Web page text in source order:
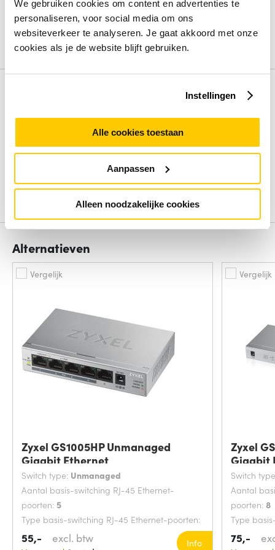
We gebruiken cookies om content en advertenties te
personaliseren, voor social media om ons
websiteverkeer te analyseren. Je gaat akkoord met onze
cookies als je de website blijft gebruiken.
Instellingen
Alle cookies toestaan
Aanpassen
Alleen noodzakelijke cookies
Type basis-switching RJ-45 Ethernet-poortenGigabit
Ethernet (10/100/1000)
Switch-laagL2
Bekijk alle specificaties
Beoordelingen binnenkort beschikbaar
Deel je ervaring met het product door het schrijven van een
Schrijf een review
Alternatieven
Vergelijk
Zyxel GS1005HP Unmanaged
Gigabit Ethernet
Switch type: Unmanaged
Aantal basis-switching RJ-45 Ethernet-
poorten: 5
Type basis-switching RJ-45 Ethernet-poorten:
Gigabit Ethernet (10/100/1000)
55,-
excl. btw
Info
Vergelijk
Zyxel
Gigabit
Switch
Aantal
poorten:8
Type
Gigabit
75,-